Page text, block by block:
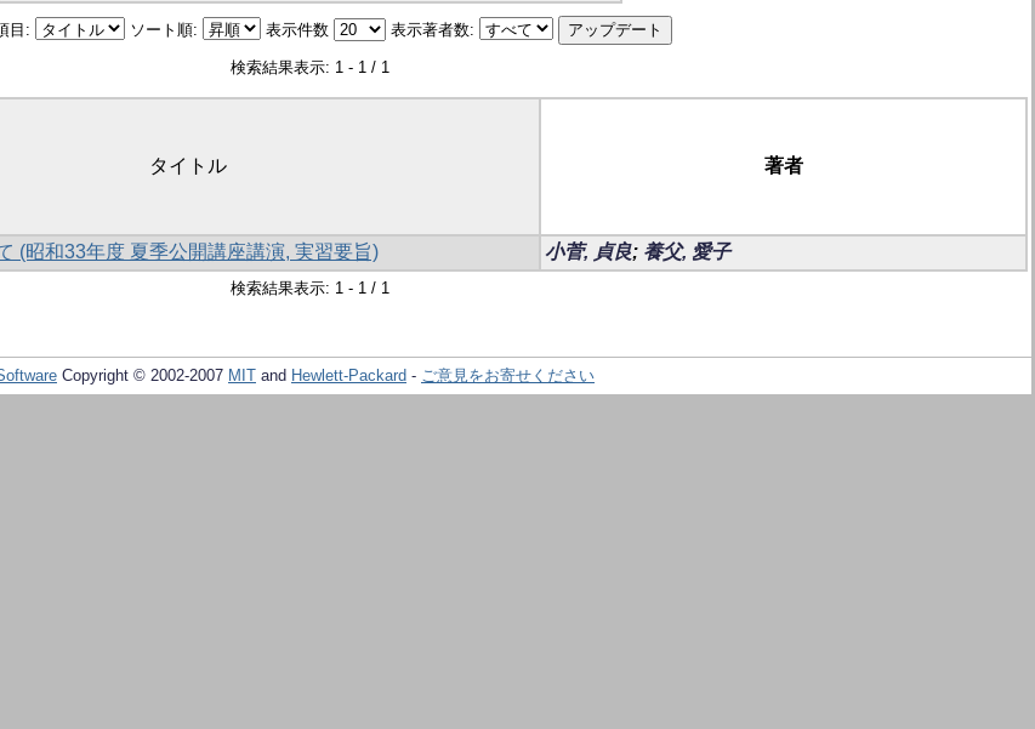
目: ソート順: 表示件数 表示著者数:
検索結果表示: 1 - 1 / 1
タイトル 著者
(昭和33年度 夏季公開講座講演, 実習要旨) 小菅, 貞良; 養父, 愛子
検索結果表示: 1 - 1 / 1
Copyright © 2002-2007 MIT and Hewlett-Packard - ご意見をお寄せください